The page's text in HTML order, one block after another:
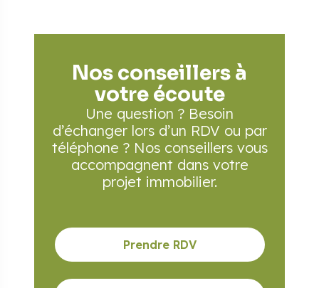
Nos conseillers à
votre écoute
Une question ? Besoin
d’échanger lors d’un RDV ou par
téléphone ? Nos conseillers vous
accompagnent dans votre
projet immobilier.
Prendre RDV